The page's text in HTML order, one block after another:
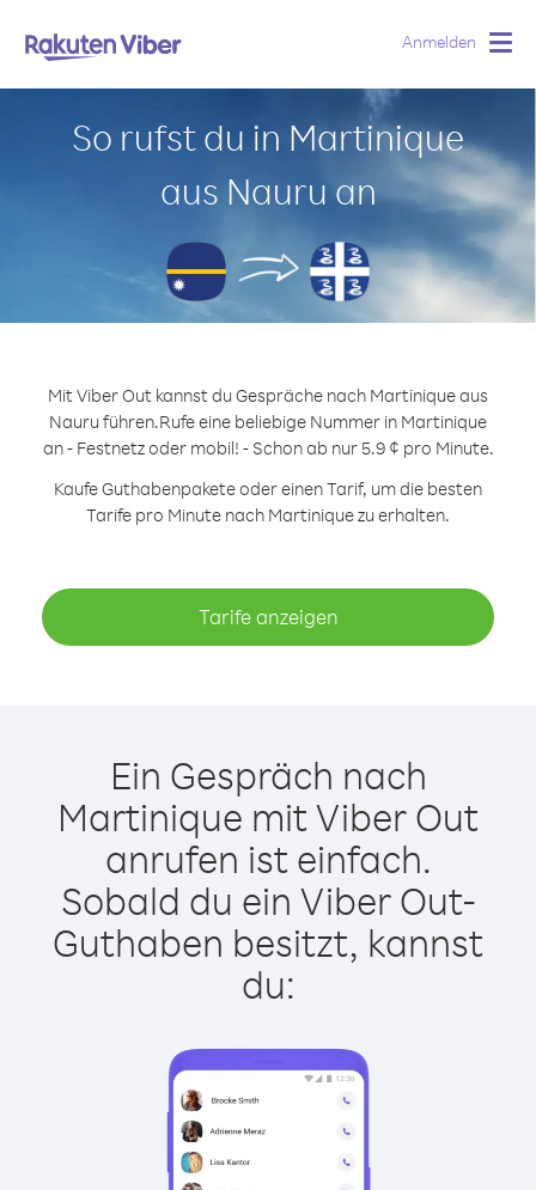
Anmelden
So rufst du in Martinique
aus Nauru an
Mit Viber Out kannst du Gespräche nach Martinique aus
Nauru führen.Rufe eine beliebige Nummer in Martinique
an - Festnetz oder mobil! - Schon ab nur 5.9 ¢ pro Minute.
Kaufe Guthabenpakete oder einen Tarif, um die besten
Tarife pro Minute nach Martinique zu erhalten.
Tarife anzeigen
Ein Gespräch nach
Martinique mit Viber Out
anrufen ist einfach.
Sobald du ein Viber Out-
Guthaben besitzt, kannst
du: